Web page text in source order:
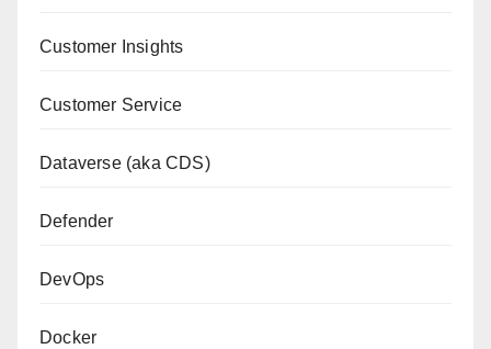
Customer Insights
Customer Service
Dataverse (aka CDS)
Defender
DevOps
Docker